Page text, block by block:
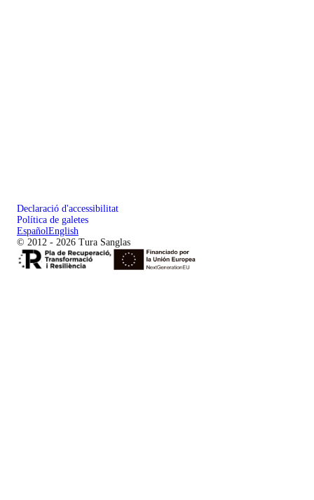
Declaració d'accessibilitat
Política de galetes
EspañolEnglish
© 2012 - 2026 Tura Sanglas